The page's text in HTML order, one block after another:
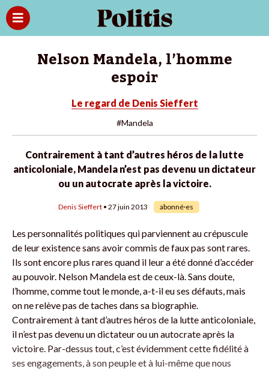
Nelson Mandela, l’homme
espoir
Le regard de Denis Sieffert
#Mandela
Contrairement à tant d’autres héros de la lutte
anticoloniale, Mandela n’est pas devenu un dictateur
ou un autocrate après la victoire.
Denis Sieffert • 27 juin 2013 abonné·es
Les personnalités politiques qui parviennent au crépuscule
de leur existence sans avoir commis de faux pas sont rares.
Ils sont encore plus rares quand il leur a été donné d’accéder
au pouvoir. Nelson Mandela est de ceux-là. Sans doute,
l’homme, comme tout le monde, a-t-il eu ses défauts, mais
on ne relève pas de taches dans sa biographie.
Contrairement à tant d’autres héros de la lutte anticoloniale,
il n’est pas devenu un dictateur ou un autocrate après la
victoire. Par-dessus tout, c’est évidemment cette fidélité à
ses engagements, à son peuple et à lui-même que nous